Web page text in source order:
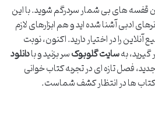
قفسه های بی شمار سردرگم شوید. با این
ادبی آشنا شده اید و هم ابزارهای لازم
را در اختیار دارید. اکنون، نوبت
بهسایت گلوبوکسر بزنید و بادانلود
فصل تازه ای در تجربه کتاب خوانی
کتاب ها در انتظار کشف شماست.